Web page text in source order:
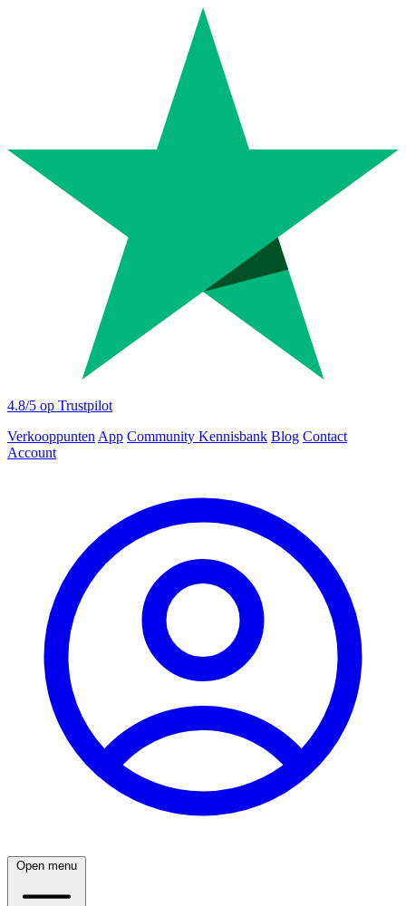
4.8/5 op Trustpilot
Verkooppunten App Community Kennisbank Blog Contact
Account
Open menu